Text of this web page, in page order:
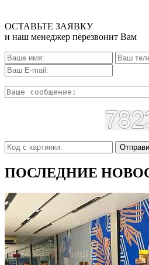
ОСТАВЬТЕ ЗАЯВКУ
и наш менеджер перезвонит Вам
ПОСЛЕДНИЕ